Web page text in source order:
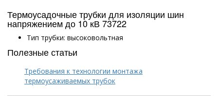
Термоусадочные трубки для изоляции шин
напряжением до 10 кВ 73722
Тип трубки: высоковольтная
Полезные статьи
Требования к технологии монтажа
термоусаживаемых трубок